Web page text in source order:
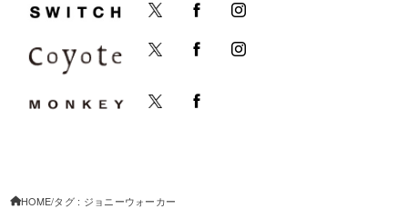
HOME タグ : ジョニーウォーカー